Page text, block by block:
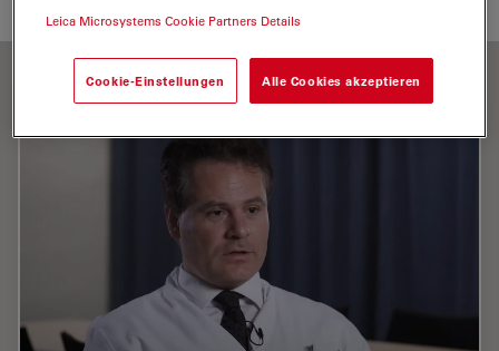
Leica Microsystems Cookie Partners Details
Cookie-Einstellungen Alle Cookies akzeptieren